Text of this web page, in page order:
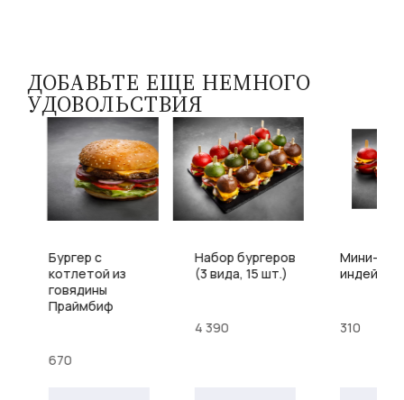
ДОБАВЬТЕ ЕЩЕ НЕМНОГО
УДОВОЛЬСТВИЯ
Бургер с
котлетой из
говядины
Праймбиф
670
Набор бургеров
(3 вида, 15 шт.)
4 390
Мини-
индейкой
310